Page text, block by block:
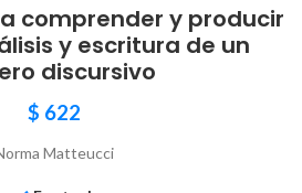
comprender y producir
y escritura de un
discursivo
$ 622
Matteucci